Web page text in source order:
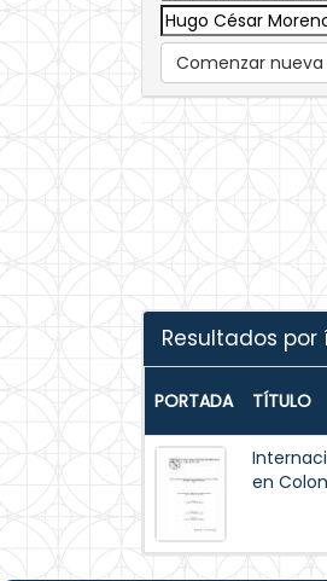
Comenzar
Resultados por
PORTADA TÍTULO
en